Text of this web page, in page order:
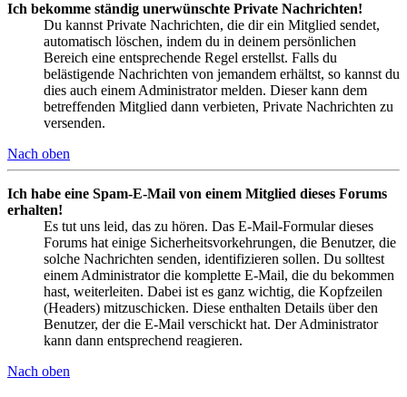
Ich bekomme ständig unerwünschte Private Nachrichten!
Du kannst Private Nachrichten, die dir ein Mitglied sendet,
automatisch löschen, indem du in deinem persönlichen
Bereich eine entsprechende Regel erstellst. Falls du
belästigende Nachrichten von jemandem erhältst, so kannst du
dies auch einem Administrator melden. Dieser kann dem
betreffenden Mitglied dann verbieten, Private Nachrichten zu
versenden.
Nach oben
Ich habe eine Spam-E-Mail von einem Mitglied dieses Forums
erhalten!
Es tut uns leid, das zu hören. Das E-Mail-Formular dieses
Forums hat einige Sicherheitsvorkehrungen, die Benutzer, die
solche Nachrichten senden, identifizieren sollen. Du solltest
einem Administrator die komplette E-Mail, die du bekommen
hast, weiterleiten. Dabei ist es ganz wichtig, die Kopfzeilen
(Headers) mitzuschicken. Diese enthalten Details über den
Benutzer, der die E-Mail verschickt hat. Der Administrator
kann dann entsprechend reagieren.
Nach oben